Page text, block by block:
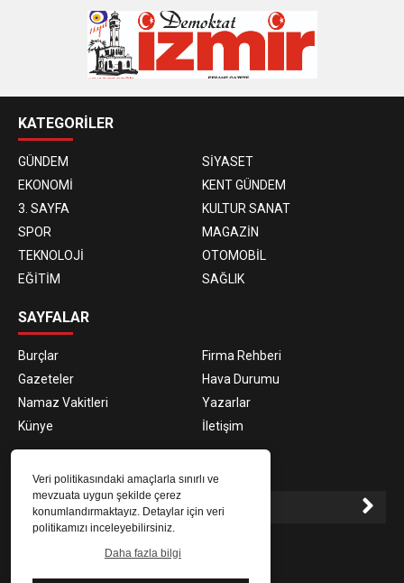
Veri politikasındaki amaçlarla sınırlı ve
mevzuata uygun şekilde çerez
konumlandırmaktayız. Detaylar için veri
politikamızı inceleyebilirsiniz.
Daha fazla bilgi
KATEGORİLER
GÜNDEM
SİYASET
EKONOMİ
KENT GÜNDEM
3. SAYFA
KULTUR SANAT
SPOR
MAGAZİN
TEKNOLOJİ
OTOMOBİL
EĞİTİM
SAĞLIK
SAYFALAR
Burçlar
Firma Rehberi
Gazeteler
Hava Durumu
Namaz Vakitleri
Yazarlar
Künye
İletişim